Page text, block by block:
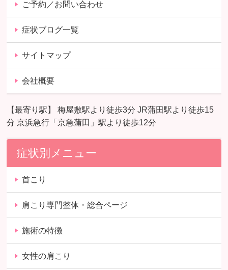
ご予約／お問い合わせ
症状ブログ一覧
サイトマップ
会社概要
【最寄り駅】 梅屋敷駅より徒歩3分 JR蒲田駅より徒歩15
分 京浜急行「京急蒲田」駅より徒歩12分
症状別メニュー
首こり
肩こり専門整体・総合ページ
施術の特徴
女性の肩こり